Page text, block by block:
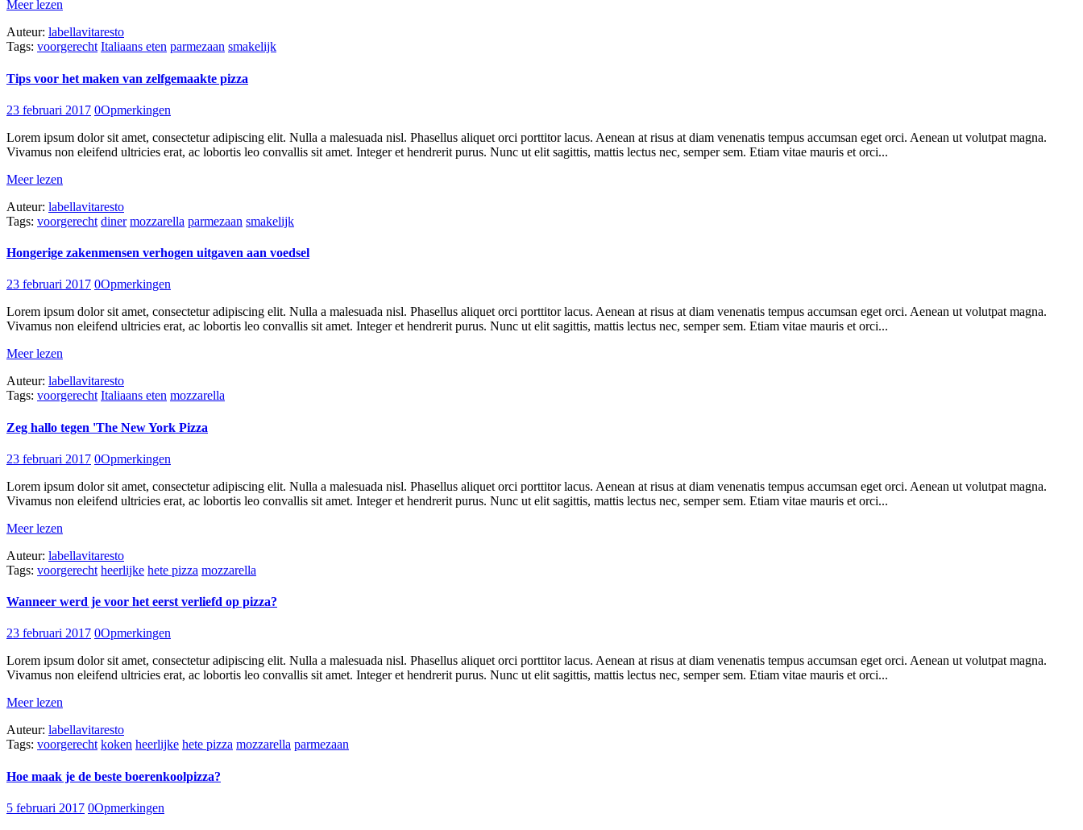
Meer lezen
Auteur: labellavitaresto
Tags: voorgerecht Italiaans eten parmezaan smakelijk
Tips voor het maken van zelfgemaakte pizza
23 februari 2017 0Opmerkingen
Lorem ipsum dolor sit amet, consectetur adipiscing elit. Nulla a malesuada nisl. Phasellus aliquet orci porttitor lacus. Aenean at risus at diam venenatis tempus accumsan eget orci. Aenean ut volutpat magna.
Vivamus non eleifend ultricies erat, ac lobortis leo convallis sit amet. Integer et hendrerit purus. Nunc ut elit sagittis, mattis lectus nec, semper sem. Etiam vitae mauris et orci...
Meer lezen
Auteur: labellavitaresto
Tags: voorgerecht diner mozzarella parmezaan smakelijk
Hongerige zakenmensen verhogen uitgaven aan voedsel
23 februari 2017 0Opmerkingen
Lorem ipsum dolor sit amet, consectetur adipiscing elit. Nulla a malesuada nisl. Phasellus aliquet orci porttitor lacus. Aenean at risus at diam venenatis tempus accumsan eget orci. Aenean ut volutpat magna.
Vivamus non eleifend ultricies erat, ac lobortis leo convallis sit amet. Integer et hendrerit purus. Nunc ut elit sagittis, mattis lectus nec, semper sem. Etiam vitae mauris et orci...
Meer lezen
Auteur: labellavitaresto
Tags: voorgerecht Italiaans eten mozzarella
Zeg hallo tegen 'The New York Pizza
23 februari 2017 0Opmerkingen
Lorem ipsum dolor sit amet, consectetur adipiscing elit. Nulla a malesuada nisl. Phasellus aliquet orci porttitor lacus. Aenean at risus at diam venenatis tempus accumsan eget orci. Aenean ut volutpat magna.
Vivamus non eleifend ultricies erat, ac lobortis leo convallis sit amet. Integer et hendrerit purus. Nunc ut elit sagittis, mattis lectus nec, semper sem. Etiam vitae mauris et orci...
Meer lezen
Auteur: labellavitaresto
Tags: voorgerecht heerlijke hete pizza mozzarella
Wanneer werd je voor het eerst verliefd op pizza?
23 februari 2017 0Opmerkingen
Lorem ipsum dolor sit amet, consectetur adipiscing elit. Nulla a malesuada nisl. Phasellus aliquet orci porttitor lacus. Aenean at risus at diam venenatis tempus accumsan eget orci. Aenean ut volutpat magna.
Vivamus non eleifend ultricies erat, ac lobortis leo convallis sit amet. Integer et hendrerit purus. Nunc ut elit sagittis, mattis lectus nec, semper sem. Etiam vitae mauris et orci...
Meer lezen
Auteur: labellavitaresto
Tags: voorgerecht koken heerlijke hete pizza mozzarella parmezaan
Hoe maak je de beste boerenkoolpizza?
5 februari 2017 0Opmerkingen